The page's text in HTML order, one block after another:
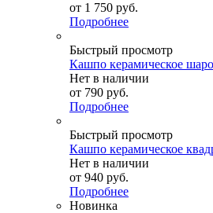
от 1 750 руб.
Подробнее
Быстрый просмотр
Кашпо керамическое
Нет в наличии
от 790 руб.
Подробнее
Быстрый просмотр
Кашпо керамическое
Нет в наличии
от 940 руб.
Подробнее
Новинка